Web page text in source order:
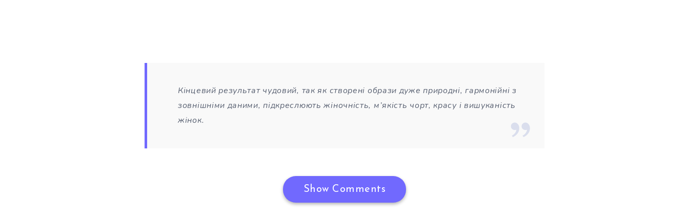
Кінцевий результат чудовий, так як створені образи дуже природні, гармонійні з
зовнішніми даними, підкреслюють жіночність, м’якість чорт, красу і вишуканість
жінок.
Show Comments